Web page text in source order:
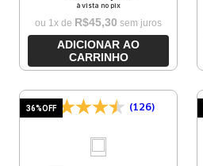
à vista no pix
ou 1x de R$45,30 sem juros
ADICIONAR AO
CARRINHO
(126)
36%OFF